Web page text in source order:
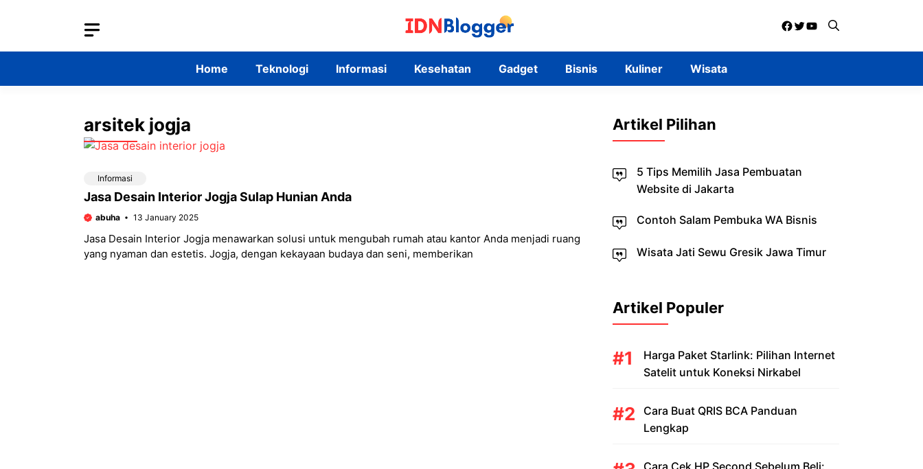
Facebook
Twitter
YouTube
Home Teknologi Informasi Kesehatan Gadget Bisnis Kuliner Wisata
arsitek jogja
Informasi
Jasa Desain Interior Jogja Sulap Hunian Anda
abuha 13 January 2025
Jasa Desain Interior Jogja menawarkan solusi untuk mengubah rumah atau kantor Anda menjadi ruang
yang nyaman dan estetis. Jogja, dengan kekayaan budaya dan seni, memberikan
Artikel Pilihan
5 Tips Memilih Jasa Pembuatan
Website di Jakarta
Contoh Salam Pembuka WA Bisnis
Wisata Jati Sewu Gresik Jawa Timur
Artikel Populer
Harga Paket Starlink: Pilihan Internet
Satelit untuk Koneksi Nirkabel
Cara Buat QRIS BCA Panduan
Lengkap
Cara Cek HP Second Sebelum Beli: